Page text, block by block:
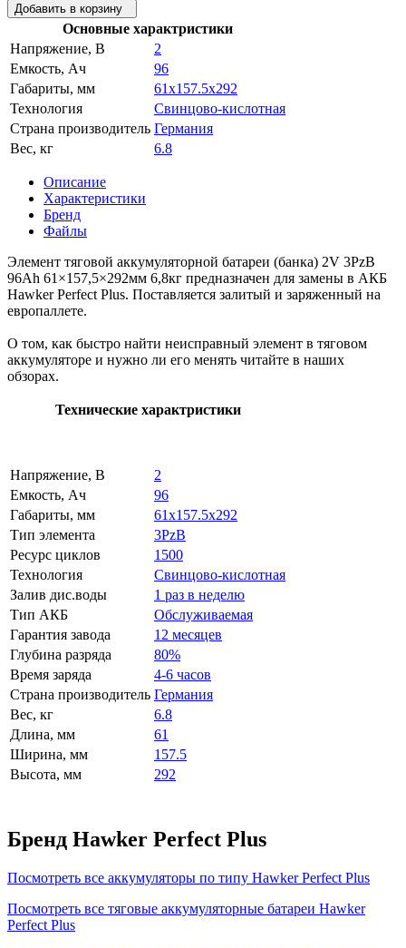
Добавить в корзину
Основные характристики
Напряжение, В
2
Емкость, Ач
96
Габариты, мм
61x157.5x292
Технология
Свинцово-кислотная
Страна производитель Германия
Вес, кг
6.8
Описание
Характеристики
Бренд
Файлы
Элемент тяговой аккумуляторной батареи (банка) 2V 3PzB
96Ah 61×157,5×292мм 6,8кг предназначен для замены в АКБ
Hawker Perfect Plus. Поставляется залитый и заряженный на
европаллете.
О том, как быстро найти неисправный элемент в тяговом
аккумуляторе и нужно ли его менять читайте в наших
обзорах.
Технические характристики
Напряжение, В
2
Емкость, Ач
96
Габариты, мм
61x157.5x292
Тип элемента
3PzB
Ресурс циклов
1500
Технология
Свинцово-кислотная
Залив дис.воды
1 раз в неделю
Тип АКБ
Обслуживаемая
Гарантия завода
12 месяцев
Глубина разряда
80%
Время заряда
4-6 часов
Страна производитель Германия
Вес, кг
6.8
Длина, мм
61
Ширина, мм
157.5
Высота, мм
292
Бренд Hawker Perfect Plus
Посмотреть все аккумуляторы по типу Hawker Perfect Plus
Посмотреть все тяговые аккумуляторные батареи Hawker
Perfect Plus